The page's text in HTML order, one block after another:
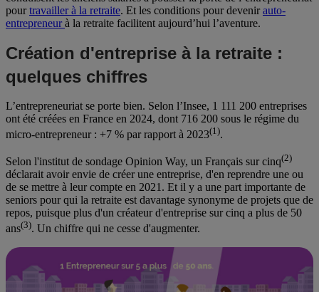
pourtravailler à la retraite. Et les conditions pour devenirauto-
entrepreneurà la retraite facilitent aujourd’hui l’aventure.
Création d'entreprise à la retraite :
quelques chiffres
L’entrepreneuriat se porte bien. Selon l’Insee, 1 111 200 entreprises
ont été créées en France en 2024, dont 716 200 sous le régime du
micro-entrepreneur : +7 % par rapport à 2023(1).
Selon l'institut de sondage Opinion Way, un Français sur cinq(2)
déclarait avoir envie de créer une entreprise, d'en reprendre une ou
de se mettre à leur compte en 2021. Et il y a une part importante de
seniors pour qui la retraite est davantage synonyme de projets que de
repos, puisque plus d'un créateur d'entreprise sur cinq a plus de 50
ans(3). Un chiffre qui ne cesse d'augmenter.